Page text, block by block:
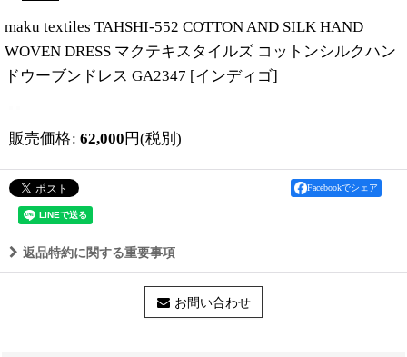
maku textiles TAHSHI-552 COTTON AND SILK HAND
WOVEN DRESS マクテキスタイルズ コットンシルクハン
ドウーブンドレス GA2347 [インディゴ]
販売価格: 62,000 円(税別)
Facebookでシェア
返品特約に関する重要事項
お問い合わせ